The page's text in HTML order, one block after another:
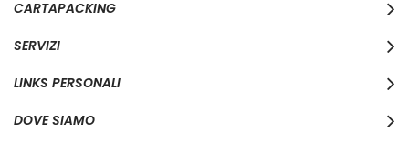
CARTAPACKING
SERVIZI
LINKS PERSONALI
DOVE SIAMO